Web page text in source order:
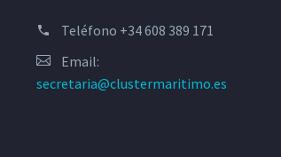
Teléfono +34 608 389 171
Email:
secretaria@clustermaritimo.es